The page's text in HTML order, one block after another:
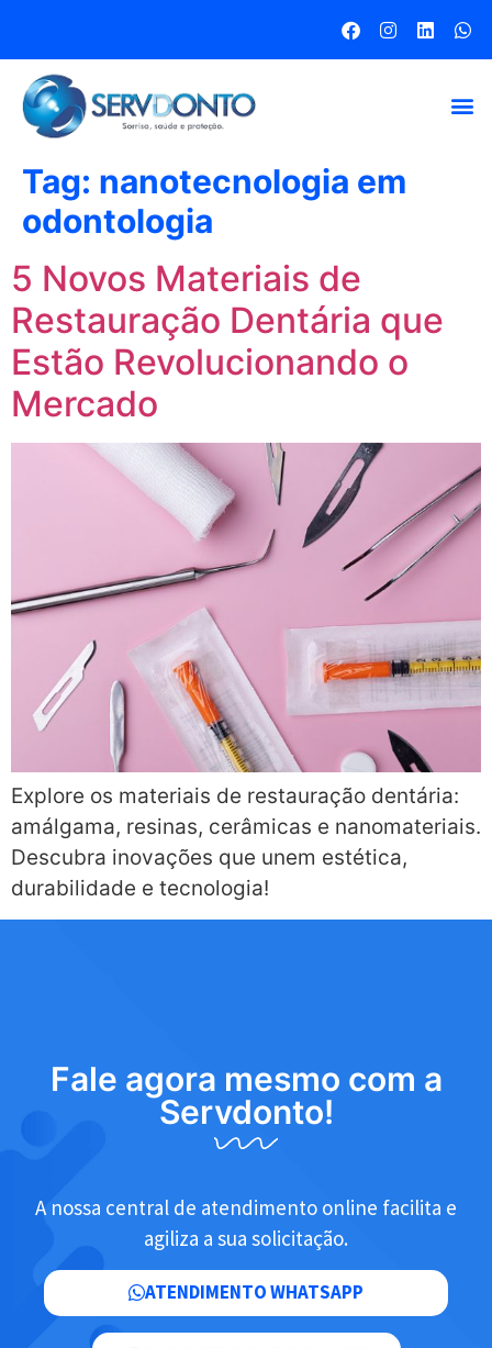
Tag: nanotecnologia em
odontologia
5 Novos Materiais de
Restauração Dentária que
Estão Revolucionando o
Mercado
Explore os materiais de restauração dentária:
amálgama, resinas, cerâmicas e nanomateriais.
Descubra inovações que unem estética,
durabilidade e tecnologia!
Fale agora mesmo com a
Servdonto!
A nossa central de atendimento online facilita e
agiliza a sua solicitação.
ATENDIMENTO WHATSAPP